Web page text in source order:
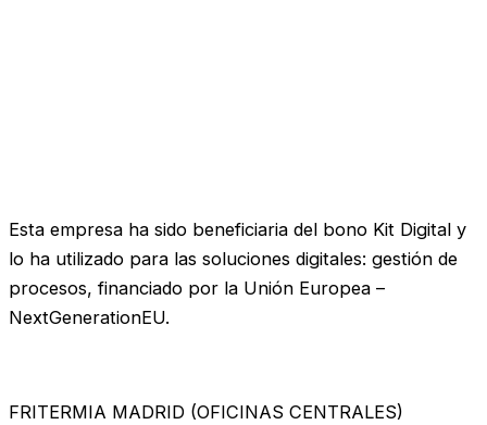
Esta empresa ha sido beneficiaria del bono Kit Digital y
lo ha utilizado para las soluciones digitales: gestión de
procesos, financiado por la Unión Europea –
NextGenerationEU.
FRITERMIA MADRID (OFICINAS CENTRALES)